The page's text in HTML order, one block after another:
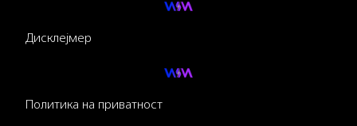
Дисклејмер
Политика на приватност